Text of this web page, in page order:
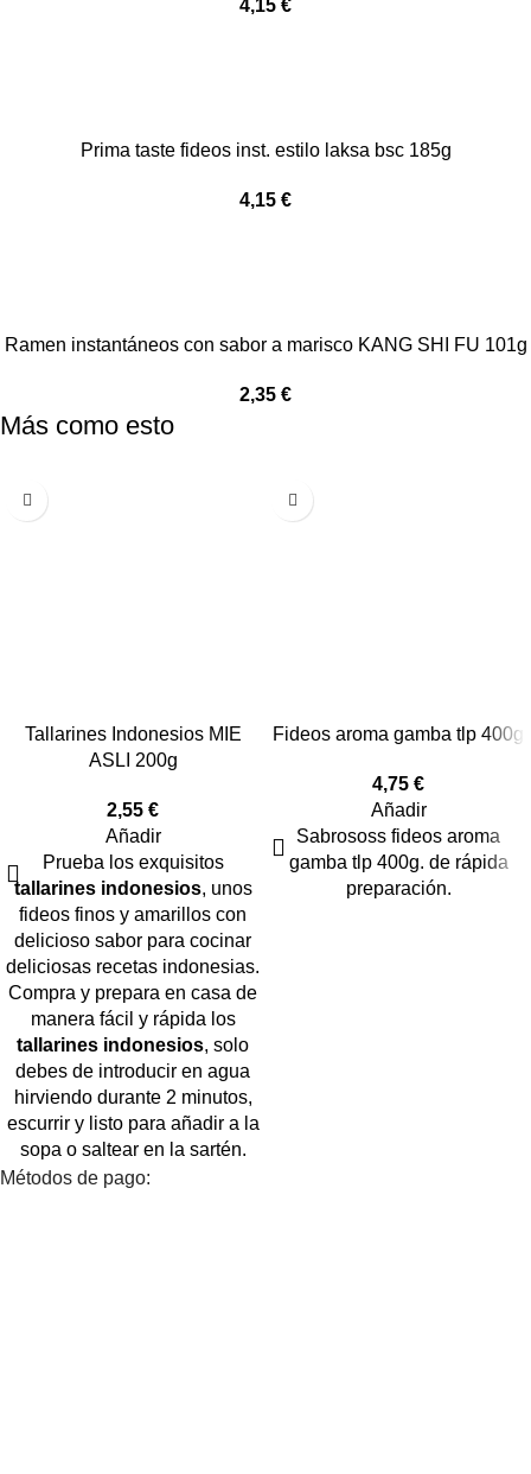
4,15 €
Prima taste fideos inst. estilo laksa bsc 185g
4,15 €
Ramen instantáneos con sabor a marisco KANG SHI FU 101g
2,35 €
Más como esto
Tallarines Indonesios MIE
ASLI 200g
2,55 €
Añadir
Prueba los exquisitos
tallarines indonesios, unos
fideos finos y amarillos con
delicioso sabor para cocinar
deliciosas recetas indonesias.
Compra y prepara en casa de
manera fácil y rápida los
tallarines indonesios, solo
debes de introducir en agua
hirviendo durante 2 minutos,
escurrir y listo para añadir a la
sopa o saltear en la sartén.
Fideos aroma gamba tlp 400g
4,75 €
Añadir
Sabrososs fideos aroma
gamba tlp 400g. de rápida
preparación.
Métodos de pago: